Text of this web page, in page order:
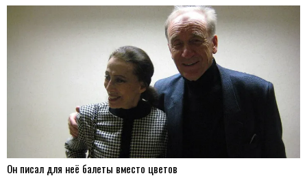
Он писал для неё балеты вместо цветов